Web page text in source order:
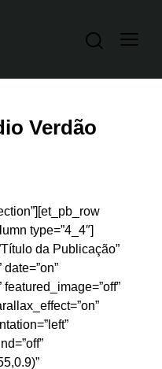
Verdão
type=”4_4″]
da Publicação”
date=”on”
featured_image=”off”